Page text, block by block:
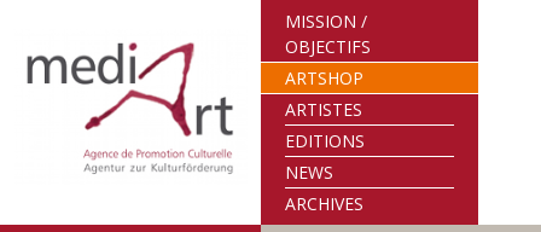
MISSION /
OBJECTIFS
ARTSHOP
ARTISTES
EDITIONS
NEWS
ARCHIVES